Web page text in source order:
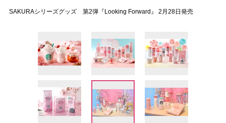
SAKURAシリーズグッズ 第2弾『Looking Forward』 2月28日発売